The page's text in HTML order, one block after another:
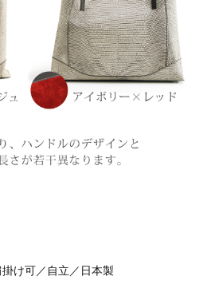
け可／自立／日本製